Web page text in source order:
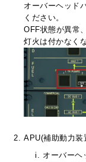
オーバーヘッド
ください。
OFF状態が異常
灯火は付かなく
APU(補助動力装
オーバーヘ